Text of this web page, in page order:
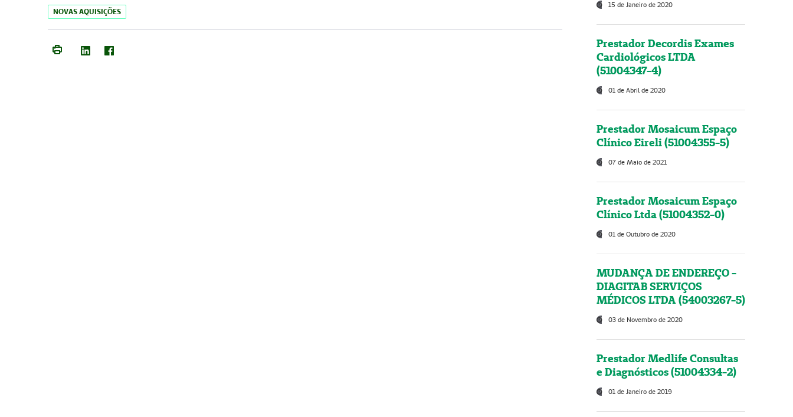
NOVAS AQUISIÇÕES
15 de Janeiro de 2020
Prestador Decordis Exames
Cardiológicos LTDA
(51004347-4)
01 de Abril de 2020
Prestador Mosaicum Espaço
Clínico Eireli (51004355-5)
07 de Maio de 2021
Prestador Mosaicum Espaço
Clínico Ltda (51004352-0)
01 de Outubro de 2020
MUDANÇA DE ENDEREÇO -
DIAGITAB SERVIÇOS
MÉDICOS LTDA (54003267-5)
03 de Novembro de 2020
Prestador Medlife Consultas
e Diagnósticos (51004334-2)
01 de Janeiro de 2019